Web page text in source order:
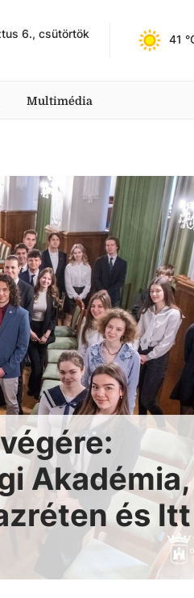
6., csütörtök 41
Multimédia
Akadémia,
és Itt